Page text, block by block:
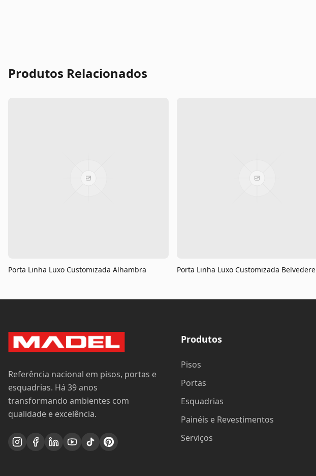
Produtos Relacionados
Porta Linha Luxo Customizada Alhambra Porta Linha Luxo Customizada Belvedere
Referência nacional em pisos, portas e
esquadrias. Há 39 anos
transformando ambientes com
qualidade e excelência.
Produtos
Pisos
Portas
Esquadrias
Painéis e Revestimentos
Serviços